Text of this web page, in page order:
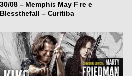
30/08 – Memphis May Fire e
Blessthefall – Curitiba